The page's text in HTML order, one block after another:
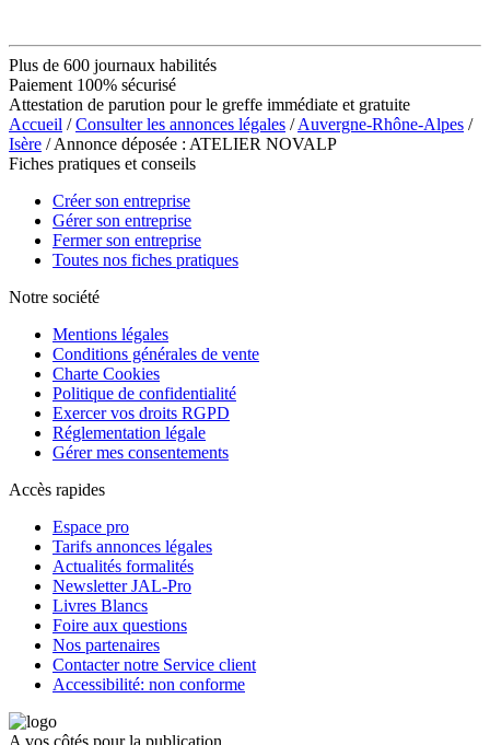
Plus de 600 journaux habilités
Paiement 100% sécurisé
Attestation de parution pour le greffe immédiate et gratuite
Accueil /Consulter les annonces légales /Auvergne-Rhône-Alpes /
Isère / Annonce déposée : ATELIER NOVALP
Fiches pratiques et conseils
Créer son entreprise
Gérer son entreprise
Fermer son entreprise
Toutes nos fiches pratiques
Notre société
Mentions légales
Conditions générales de vente
Charte Cookies
Politique de confidentialité
Exercer vos droits RGPD
Réglementation légale
Gérer mes consentements
Accès rapides
Espace pro
Tarifs annonces légales
Actualités formalités
Newsletter JAL-Pro
Livres Blancs
Foire aux questions
Nos partenaires
Contacter notre Service client
Accessibilité: non conforme
A vos côtés pour la publication